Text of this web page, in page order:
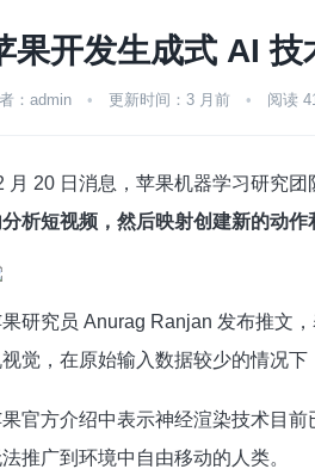
果开发生成式 AI 技
：admin • 更新时间：3 月前 • 阅读
月 20 日消息，苹果机器学习研究
析短视频，然后映射创建新的动作
研究员 Anurag Ranjan 发布推文
觉，在原始输入数据较少的情况下
官方介绍中表示神经渲染技术目
推广到环境中自由移动的人类。